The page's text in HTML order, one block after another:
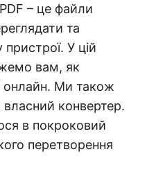
– це файли
та
У цій
вам, як
онлайн. Ми також
конвертер.
в покроковий
перетворення